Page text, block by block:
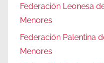
Federación Leonesa
Menores
Federación Palentina
Menores